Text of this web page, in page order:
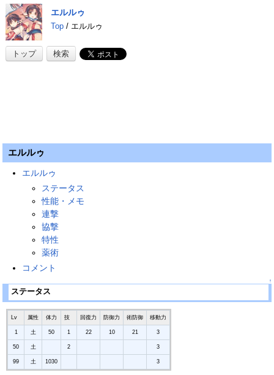
エルルゥ
Top/ エルルゥ
トップ 検索
エルルゥ
エルルゥ
ステータス
性能・メモ
連撃
協撃
特性
薬術
コメント
↑
ステータス
Lv 属性 体力 技 回復力 防御力 術防御 移動力
1 土 50 1 22 10 21 3
50 土 2 3
99 土 1030 3